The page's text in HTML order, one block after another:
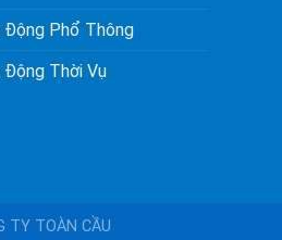
Động Phổ Thông
Động Thời Vụ
TY TOÀN CẦU